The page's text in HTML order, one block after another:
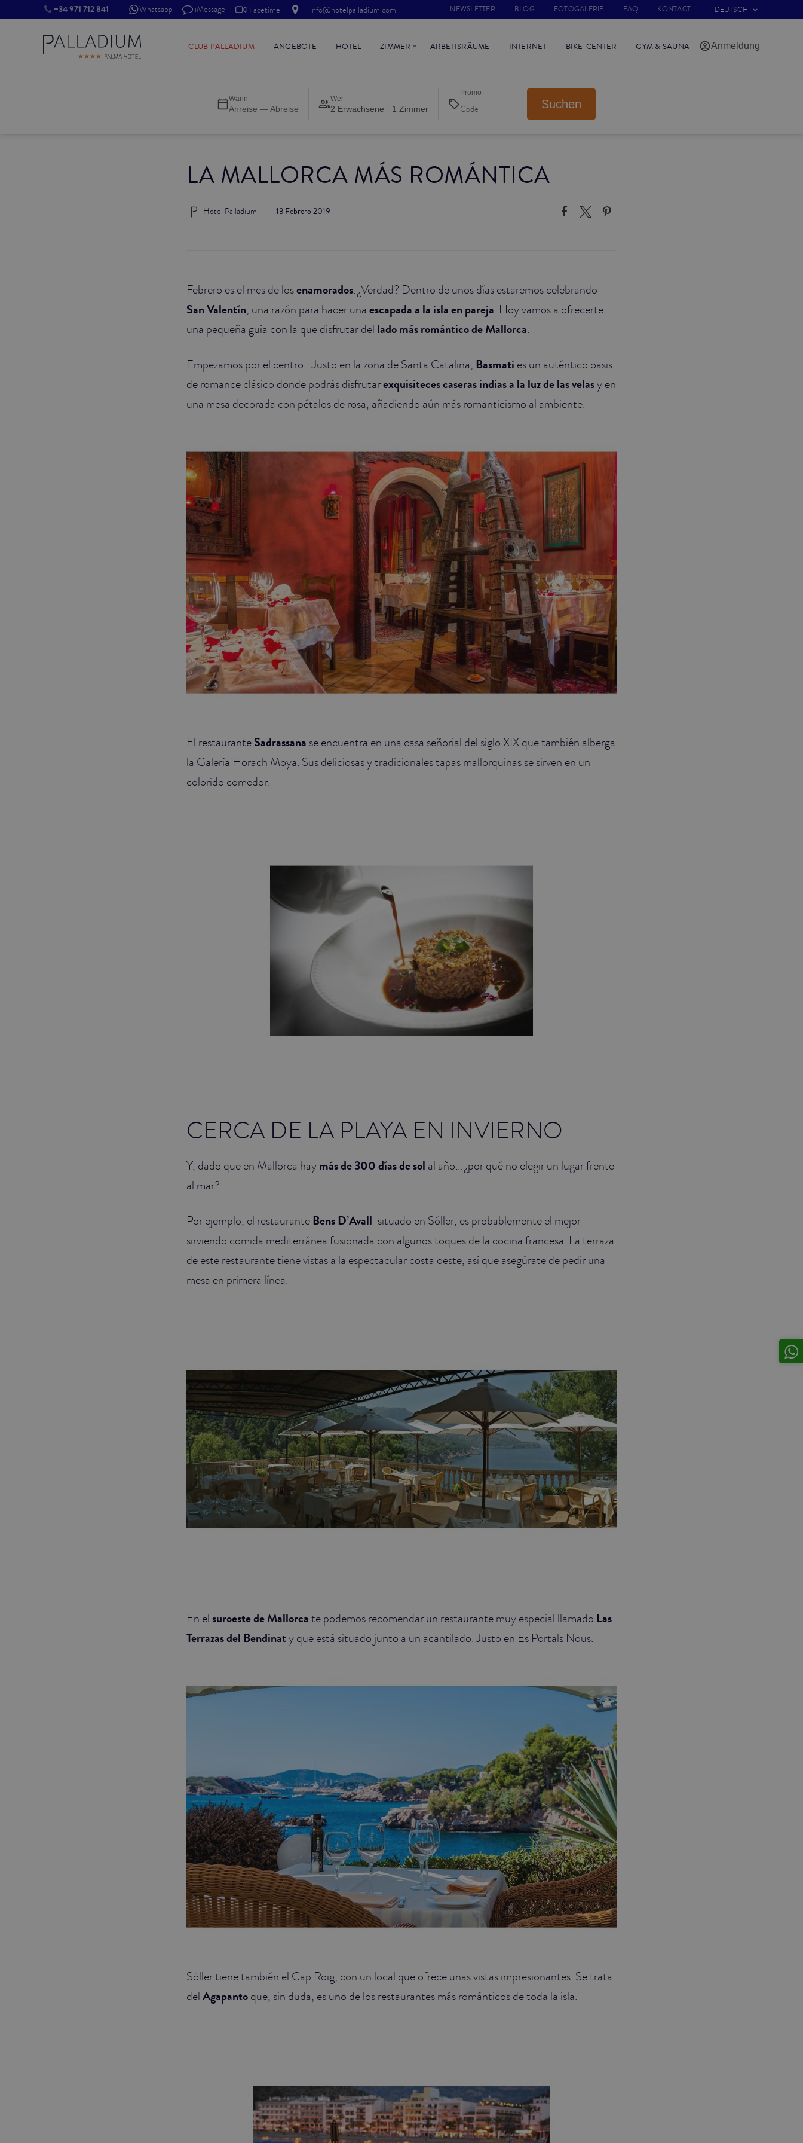
LA MALLORCA MÁS ROMÁNTICA
13 Febrero 2019
Hotel Palladium
Febrero es el mes de losenamorados. ¿Verdad? Dentro de unos días estaremos celebrando
San Valentín, una razón para hacer una escapada a la isla en pareja. Hoy vamos a ofrecerte
una pequeña guía con la que disfrutar del lado más romántico de Mallorca.
Empezamos por el centro: Justo en la zona de Santa Catalina, Basmati es un auténtico oasis
de romance clásico donde podrás disfrutarexquisiteces caseras indias a la luz de las velasy en
una mesa decorada con pétalos de rosa, añadiendo aún más romanticismo al ambiente.
El restauranteSadrassana se encuentra en una casa señorial del siglo XIX que también alberga
la Galería Horach Moya. Sus deliciosas y tradicionales tapas mallorquinas se sirven en un
colorido comedor.
CERCA DE LA PLAYA EN INVIERNO
Y, dado que en Mallorca haymás de 300 días de sol al año… ¿por qué no elegir un lugar frente
al mar?
Por ejemplo, el restauranteBens D’Avall situado en Sóller, es probablemente el mejor
sirviendo comida mediterránea fusionada con algunos toques de la cocina francesa. La terraza
de este restaurante tiene vistas a la espectacular costa oeste, así que asegúrate de pedir una
mesa en primera línea.
En elsuroeste de Mallorcate podemos recomendar un restaurante muy especial llamado Las
Terrazas del Bendinaty que está situado junto a un acantilado. Justo en Es Portals Nous.
Sóller tiene también el Cap Roig, con un local que ofrece unas vistas impresionantes. Se trata
delAgapantoque, sin duda, es uno de los restaurantes más románticos de toda la isla.
+34 971 712 841 Whatsapp iMessage Facetime info@hotelpalladium.com NEWSLETTER BLOG FOTOGALERIE FAQ KONTACT DEUTSCH
CLUB PALLADIUM ANGEBOTE HOTEL ZIMMER ARBEITSRÄUME INTERNET BIKE-CENTER GYM & SAUNA Anmeldung
Wann
Anreise — Abreise
Wer
2 Erwachsene · 1 Zimmer
Promo
Suchen
SINGLE RED